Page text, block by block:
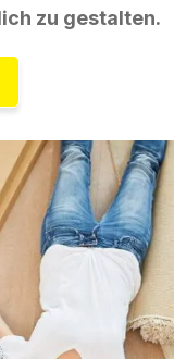
zu gestalten.